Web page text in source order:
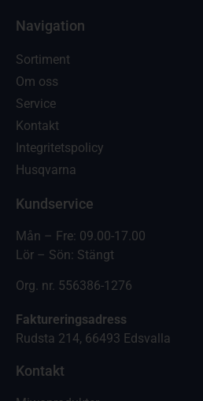
Navigation
Sortiment
Om oss
Service
Kontakt
Integritetspolicy
Husqvarna
Kundservice
Mån – Fre: 09.00-17.00
Lör – Sön: Stängt
Org. nr. 556386-1276
Faktureringsadress
Rudsta 214, 66493 Edsvalla
Kontakt